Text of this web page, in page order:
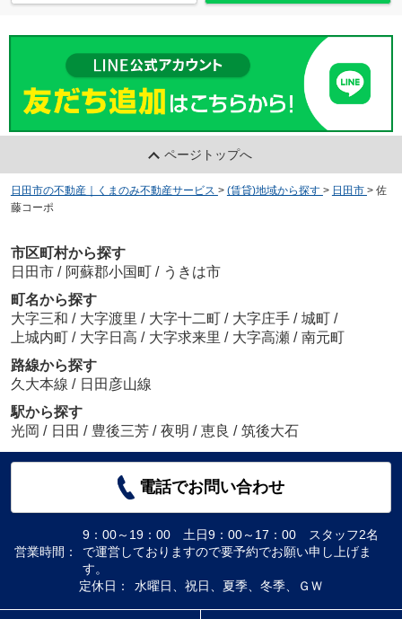
ページトップへ
日田市の不動産｜くまのみ不動産サービス > (賃貸)地域から探す > 日田市 > 佐
藤コーポ
市区町村から探す
日田市 / 阿蘇郡小国町 / うきは市
町名から探す
大字三和 / 大字渡里 / 大字十二町 / 大字庄手 / 城町 /
上城内町 / 大字日高 / 大字求来里 / 大字高瀬 / 南元町
路線から探す
久大本線 / 日田彦山線
駅から探す
光岡 / 日田 / 豊後三芳 / 夜明 / 恵良 / 筑後大石
電話でお問い合わせ
営業時間：
9：00～19：00 土日9：00～17：00 スタッフ2名
で運営しておりますので要予約でお願い申し上げま
す。
定休日：
水曜日、祝日、夏季、冬季、ＧＷ